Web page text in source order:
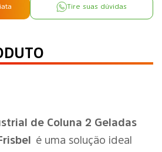
Tire suas dúvidas
de Coluna 2 Geladas
é uma solução ideal